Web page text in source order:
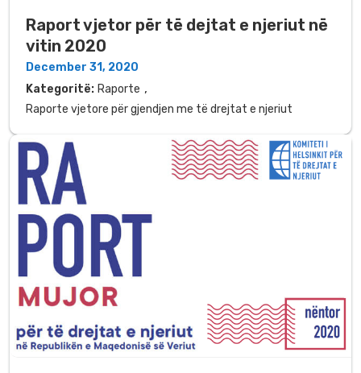
Raport vjetor për të dejtat e njeriut në
vitin 2020
December 31, 2020
Kategoritë: Raporte ,
Raporte vjetore për gjendjen me të drejtat e njeriut